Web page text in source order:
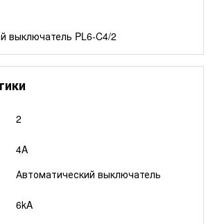
выключатель PL6-C4/2
2
4A
Автоматический выключатель
6kA